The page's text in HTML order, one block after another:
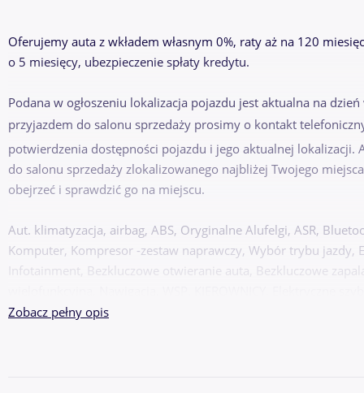
Oferujemy auta z wkładem własnym 0%, raty aż na 120
o 5 miesięcy, ubezpieczenie spłaty kredytu.
Podana w ogłoszeniu lokalizacja pojazdu jest aktualna na
przyjazdem do salonu sprzedaży prosimy o kontakt
potwierdzenia dostępności pojazdu i jego aktualnej lokalizacji.
do salonu sprzedaży zlokalizowanego najbliżej Twojego
obejrzeć i sprawdzić go na miejscu.
Aut. klimatyzacja, airbag, ABS, Oryginalne Alufelgi, ASR,
Komputer, Kompresor -zestaw naprawczy, Wybór trybu jazdy,
Infotainment, Bezkluczowe otwieranie auta, Bezkluczowe
systém, Stereo, kontrola tlaku v pneumatikách, Połączenie
Zobacz pełny opis